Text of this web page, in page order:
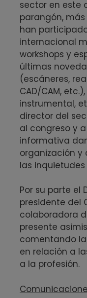
sector en este
parangón,
han
internacional
workshops y
últimas
(escáneres,
CAD/CAM,
instrumental,
director del
al congreso y
informativa
organización y
las
Por su parte el
presidente del
colaboradora
presente
comentando
en relación a
a la profesión.